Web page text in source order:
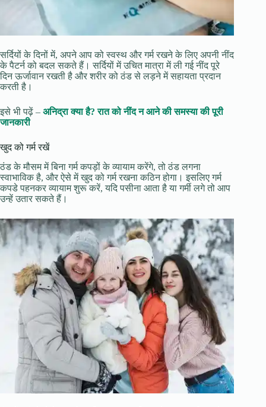
सर्दियों के दिनों में, अपने आप को स्वस्थ और गर्म रखने के लिए अपनी नींद
के पैटर्न को बदल सकते हैं। सर्दियों में उचित मात्रा में ली गई नींद पूरे
दिन ऊर्जावान रखती है और शरीर को ठंड से लड़ने में सहायता प्रदान
करती है।
इसे भी पढ़ें – अनिद्रा क्या है? रात को नींद न आने की समस्या की पूरी
जानकारी
खुद को गर्म रखें
ठंड के मौसम में बिना गर्म कपड़ों के व्यायाम करेंगे, तो ठंड लगना
स्वाभाविक है, और ऐसे में खुद को गर्म रखना कठिन होगा। इसलिए गर्म
कपडे पहनकर व्यायाम शुरू करें, यदि पसीना आता है या गर्मी लगे तो आप
उन्हें उतार सकते हैं।